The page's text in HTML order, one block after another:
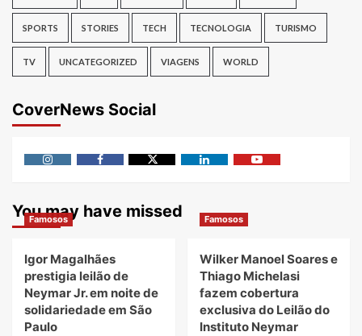
SPORTS STORIES TECH TECNOLOGIA TURISMO
TV UNCATEGORIZED VIAGENS WORLD
CoverNews Social
You may have missed
Famosos
Igor Magalhães
prestigia leilão de
Neymar Jr. em noite de
solidariedade em São
Paulo
Famosos
Wilker Manoel Soares e
Thiago Michelasi
fazem cobertura
exclusiva do Leilão do
Instituto Neymar